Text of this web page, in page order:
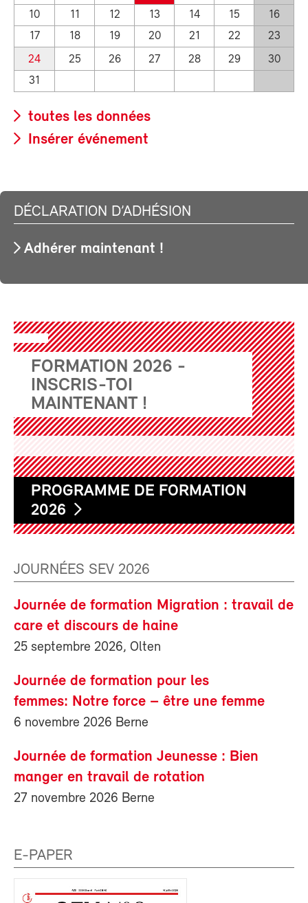
10
11 12 13 14 15
16
17
18 19 20 21 22
23
24
25 26 27 28 29
30
31
toutes les données
Insérer événement
DÉCLARATION D’ADHÉSION
Adhérer maintenant !
FORMATION 2026 -
INSCRIS-TOI
MAINTENANT !
PROGRAMME DE FORMATION
2026
JOURNÉES SEV 2026
Journée de formation Migration : travail de
care et discours de haine
25 septembre 2026, Olten
Journée de formation pour les
femmes: Notre force – être une femme
6 novembre 2026 Berne
Journée de formation Jeunesse : Bien
manger en travail de rotation
27 novembre 2026 Berne
E-PAPER